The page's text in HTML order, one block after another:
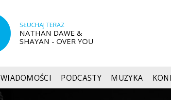
SŁUCHAJ TERAZ
NATHAN DAWE &
SHAYAN - OVER YOU
WIADOMOŚCI PODCASTY MUZYKA